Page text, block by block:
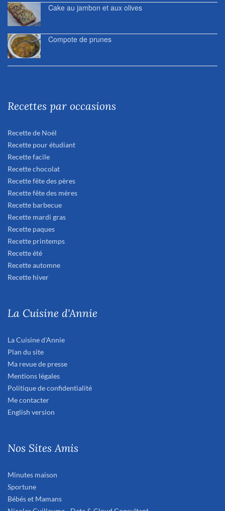
Cake au jambon et aux olives
Compote de prunes
Recettes par occasions
Recette de Noël
Recette pour étudiant
Recette facile
Recette chocolat
Recette fête des pères
Recette fête des mères
Recette barbecue
Recette mardi gras
Recette paques
Recette printemps
Recette été
Recette automne
Recette hiver
La Cuisine d'Annie
La Cuisine d'Annie
Plan du site
Ma revue de presse
Mentions légales
Politique de confidentialité
Me contacter
English version
Nos Sites Amis
Minutes maison
Sportune
Bébés et Mamans